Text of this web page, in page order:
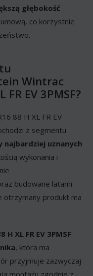
głębokość
co korzystnie
Wintrac
FR EV 3PMSF?
88 H XL FR EV
z segmentu
najbardziej uznanych
wykonania i
budowane latami
otrzymany produkt ma
XL FR EV 3PMSF
, która ma
przyjmuje zazwyczaj
montażu zgodnie z